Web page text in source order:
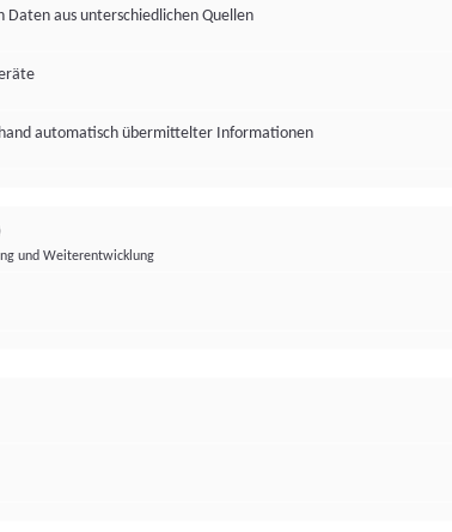
Daten aus unterschiedlichen Quellen
automatisch übermittelter Informationen
und Weiterentwicklung